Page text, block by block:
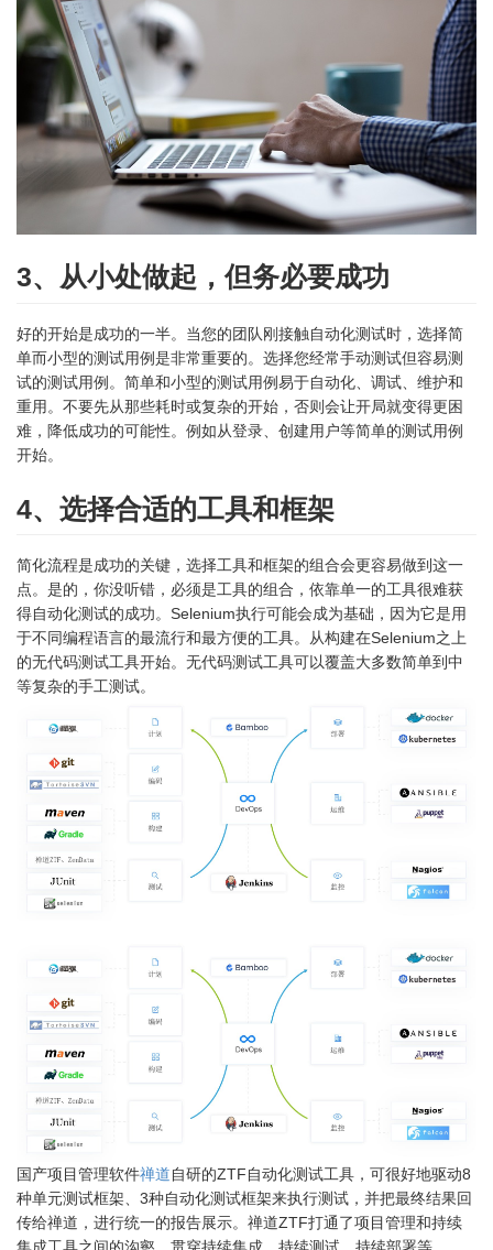
3、从小处做起，但务必要成功
好的开始是成功的一半。当您的团队刚接触自动化测试时，选择简
单而小型的测试用例是非常重要的。选择您经常手动测试但容易测
试的测试用例。简单和小型的测试用例易于自动化、调试、维护和
重用。不要先从那些耗时或复杂的开始，否则会让开局就变得更困
难，降低成功的可能性。例如从登录、创建用户等简单的测试用例
开始。
4、选择合适的工具和框架
简化流程是成功的关键，选择工具和框架的组合会更容易做到这一
点。是的，你没听错，必须是工具的组合，依靠单一的工具很难获
得自动化测试的成功。Selenium执行可能会成为基础，因为它是用
于不同编程语言的最流行和最方便的工具。从构建在Selenium之上
的无代码测试工具开始。无代码测试工具可以覆盖大多数简单到中
等复杂的手工测试。
国产项目管理软件禅道自研的ZTF自动化测试工具，可很好地驱动8
种单元测试框架、3种自动化测试框架来执行测试，并把最终结果回
传给禅道，进行统一的报告展示。禅道ZTF打通了项目管理和持续
集成工具之间的沟壑，贯穿持续集成、持续测试、持续部署等